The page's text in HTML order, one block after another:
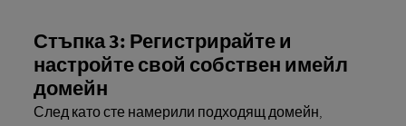
Стъпка 3: Регистрирайте и
настройте свой собствен имейл
домейн
След като сте намерили подходящ домейн,